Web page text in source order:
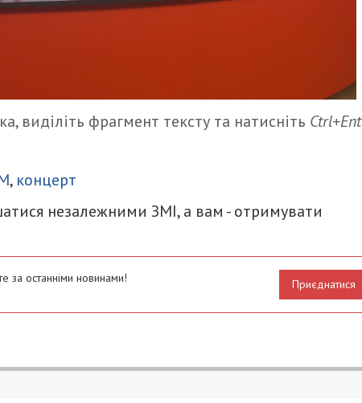
виділіть фрагмент тексту та натисніть
, концерт
незалежними ЗМІ, а вам - отримувати
за останніми новинами! Приєднатися